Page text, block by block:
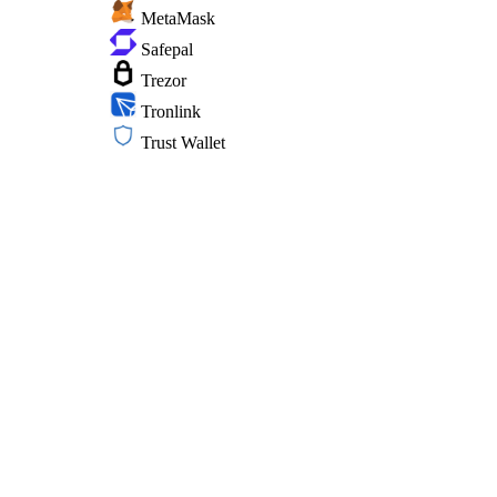
MetaMask
Safepal
Trezor
Tronlink
Trust Wallet